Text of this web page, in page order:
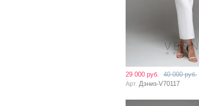
29 000 руб. 40 000 руб.
Арт. Дэниз-V70117